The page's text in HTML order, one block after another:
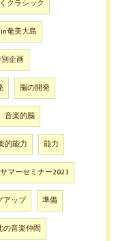
クラシック
奄美大島
別企画
脳の開発
音楽的脳
的能力 能力
マーセミナー2023
アップ 準備
の音楽仲間